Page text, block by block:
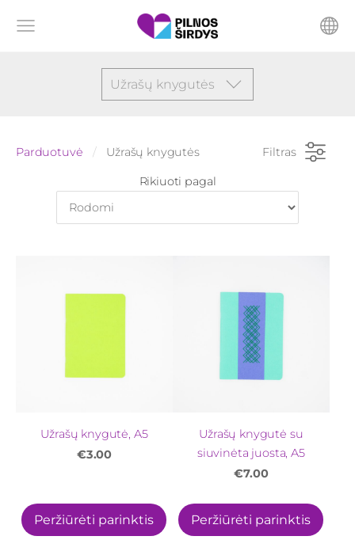
Užrašų knygutės
Parduotuvė Užrašų knygutės Filtras
Rikiuoti pagal
Užrašų knygutė, A5
€3.00
Peržiūrėti parinktis
Užrašų knygutė su
siuvinėta juosta, A5
€7.00
Peržiūrėti parinktis